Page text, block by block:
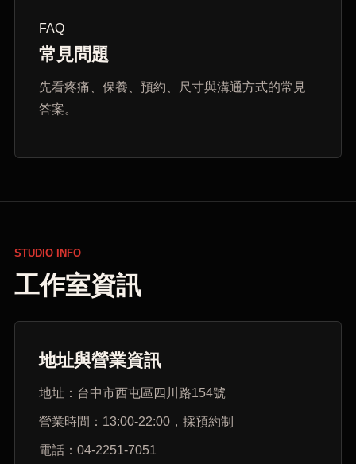
FAQ
常見問題
先看疼痛、保養、預約、尺寸與溝通方式的常見
答案。
STUDIO INFO
工作室資訊
地址與營業資訊
地址：台中市西屯區四川路154號
營業時間：13:00-22:00，採預約制
電話：04-2251-7051